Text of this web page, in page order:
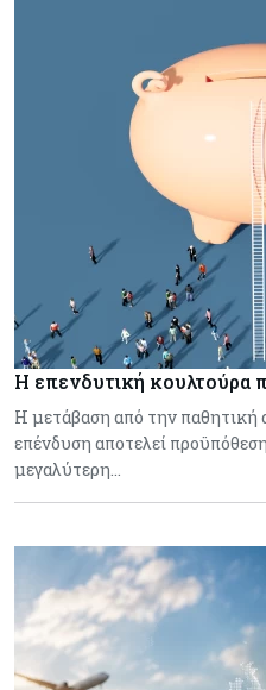
Η επενδυτική κουλτούρα
Η μετάβαση από την παθητική
επένδυση αποτελεί
μεγαλύτερη…